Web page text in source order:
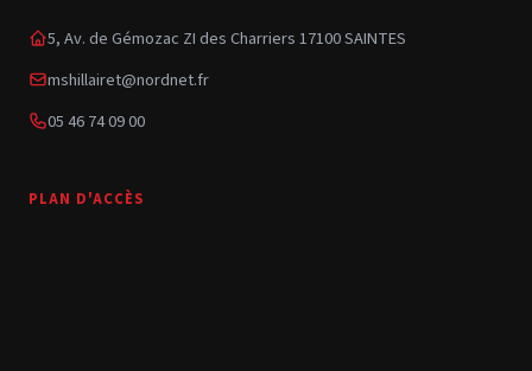
5, Av. de Gémozac ZI des Charriers 17100 SAINTES
mshillairet@nordnet.fr
05 46 74 09 00
PLAN D'ACCÈS